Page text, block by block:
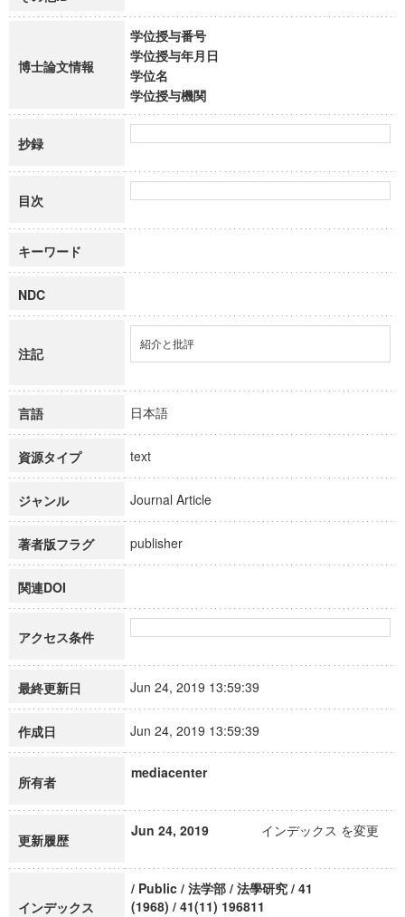
博士論文情報
学位授与番号
学位授与年月日
学位名
学位授与機関
抄録
目次
キーワード
NDC
注記
紹介と批評
言語 日本語
資源タイプ text
ジャンル Journal Article
著者版フラグ publisher
関連DOI
アクセス条件
最終更新日 Jun 24, 2019 13:59:39
作成日 Jun 24, 2019 13:59:39
所有者
mediacenter
更新履歴
Jun 24, 2019 インデックス を変更
インデックス
/ Public / 法学部 / 法學研究 / 41
(1968) / 41(11) 196811